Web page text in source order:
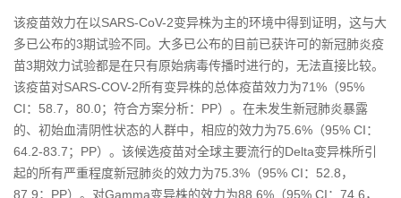
该疫苗效力在以SARS-CoV-2变异株为主的环境中得到证明，这与大
多已公布的3期试验不同。大多已公布的目前已获许可的新冠肺炎疫
苗3期效力试验都是在只有原始病毒传播时进行的，无法直接比较。
该疫苗对SARS-COV-2所有变异株的总体疫苗效力为71%（95%
CI：58.7，80.0；符合方案分析：PP）。在未发生新冠肺炎暴露
的、初始血清阴性状态的人群中，相应的效力为75.6%（95% CI：
64.2-83.7；PP）。该候选疫苗对全球主要流行的Delta变异株所引
起的所有严重程度新冠肺炎的效力为75.3%（95% CI：52.8，
87.9；PP）。对Gamma变异株的效力为88.6%（95% CI：74.6，